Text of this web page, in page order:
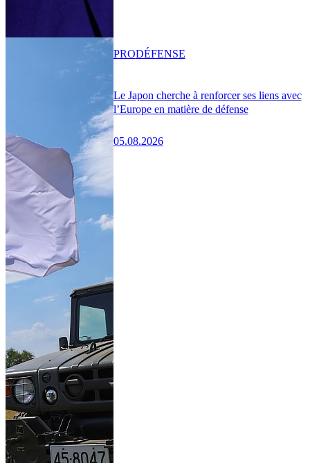
Le Japon cherche à renforcer ses liens avec
l’Europe en matière de défense
05.08.2026
PRODÉFENSE